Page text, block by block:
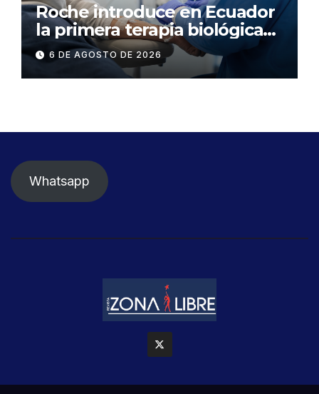
Roche introduce en Ecuador
la primera terapia biológica
de precisión capaz de
detener el daño renal por
nefritis lúpica
6 DE AGOSTO DE 2026
Whatsapp